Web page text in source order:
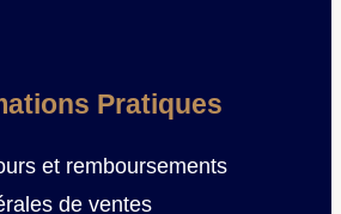
Pratiques
et remboursements
de ventes